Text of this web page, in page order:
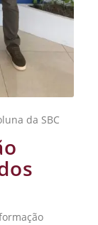
da SBC